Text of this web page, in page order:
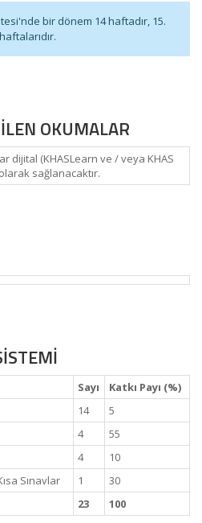
bir dönem 14 haftadır, 15.
OKUMALAR
dijital (KHASLearn ve / veya KHAS
sağlanacaktır.
Sayı
Katkı Payı (%)
14
5
4
55
4
10
Sınavlar
1
30
23 100